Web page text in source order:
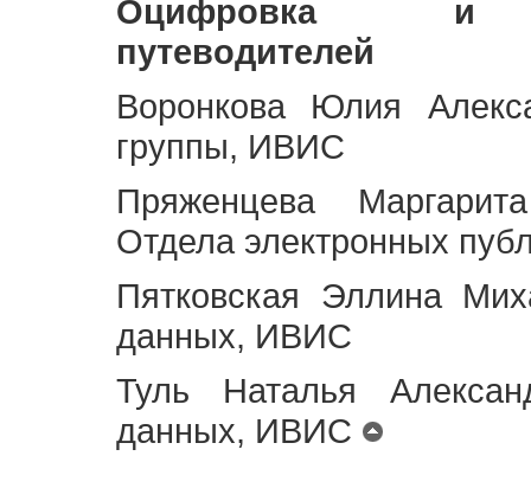
Оцифровка и
путеводителей
Воронкова Юлия
группы, ИВИС
Пряженцева
Отдела электронных
Пятковская Эллина
данных, ИВИС
Туль Наталья
данных, ИВИС